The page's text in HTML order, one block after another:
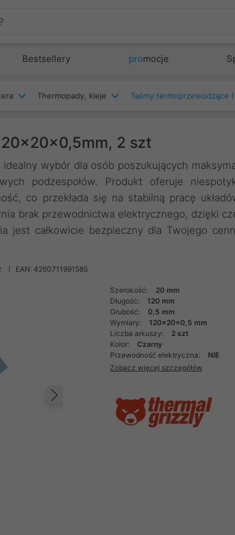
Bestsellery promocje
Thermopady, kleje Taśmy termoprzewodzące
2 szt
wybór dla osób poszukujących
podzespołów. Produkt oferuje
co przekłada się na stabilną pracę
brak przewodnictwa elektrycznego, dzięki
jest całkowicie bezpieczny dla Twojego
EAN: 4260711991585
Następny
Szerokość:
20 mm
Długość:
120 mm
Grubość:
0,5 mm
Wymiary:
120x20x0,5 mm
Liczba arkuszy:
2 szt
Kolor:
Czarny
Przewodność elektryczna:
NIE
Zobacz więcej szczegółów